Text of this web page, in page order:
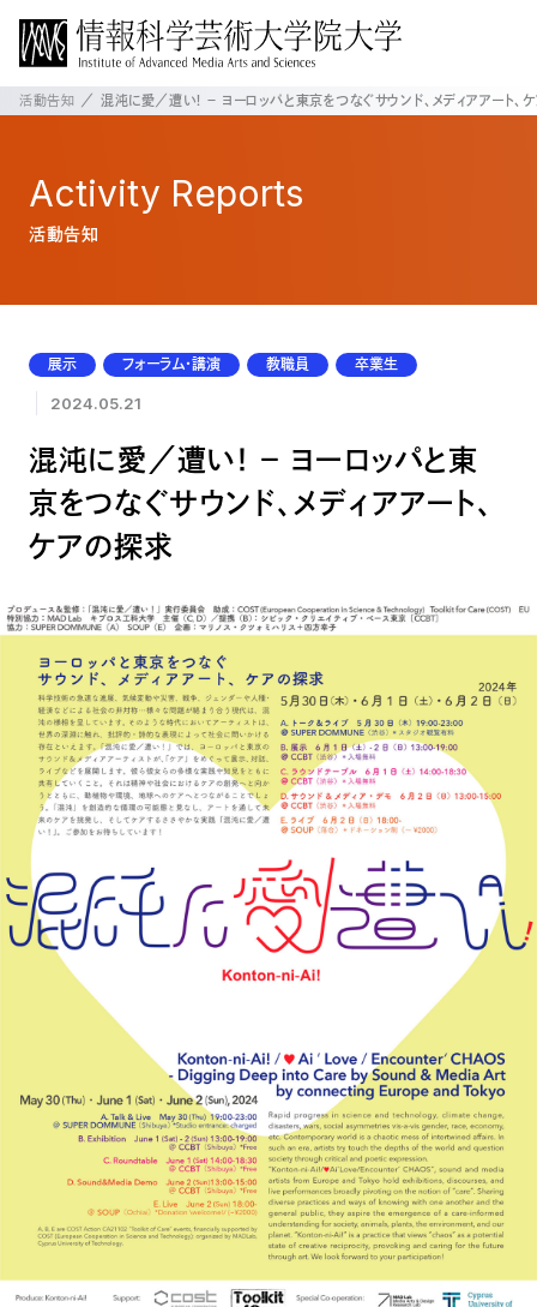
活動告知 混沌に愛／遭い！ － ヨーロッパと東京をつなぐサウンド、メディアアート、
Activity Reports
活動告知
展示 フォーラム・講演 教職員 卒業生
2024.05.21
混沌に愛／遭い！ － ヨーロッパと東
京をつなぐサウンド、メディアアート、
ケアの探求